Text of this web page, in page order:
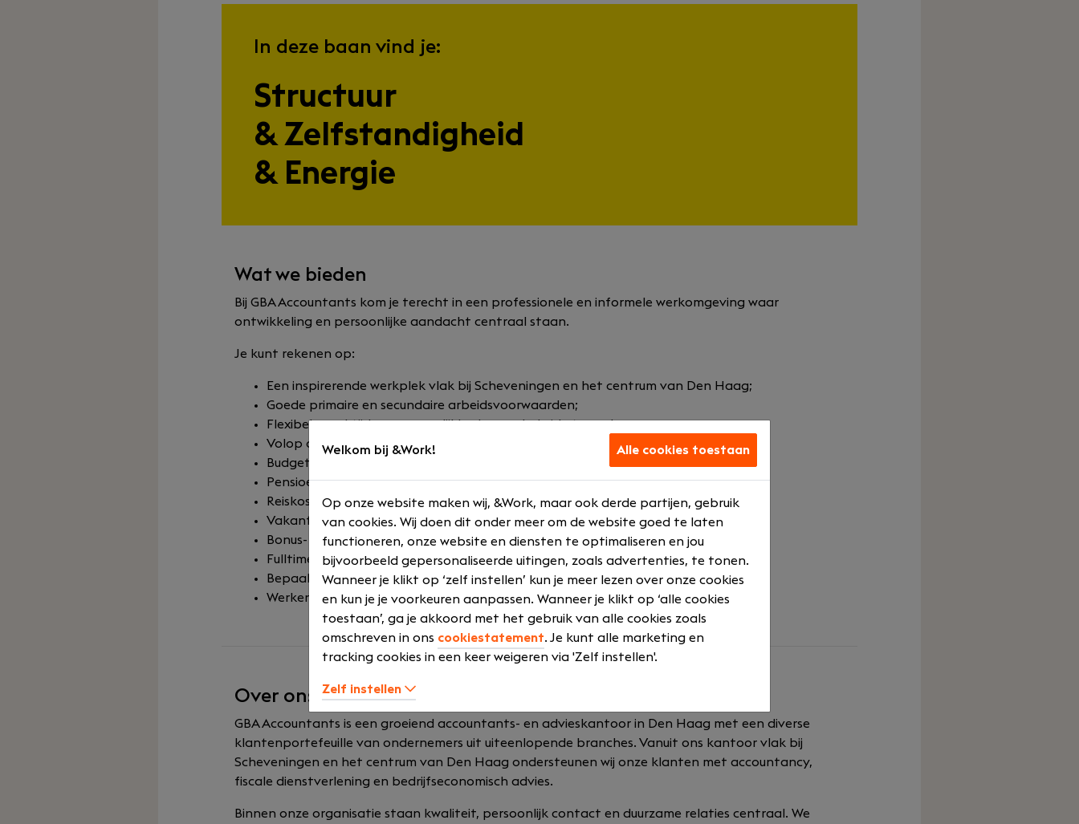
In deze baan vind je:
Structuur
& Zelfstandigheid
& Energie
Wat we bieden
Bij GBA Accountants kom je terecht in een professionele en informele werkomgeving waar
ontwikkeling en persoonlijke aandacht centraal staan.
Je kunt rekenen op:
Een inspirerende werkplek vlak bij Scheveningen en het centrum van Den Haag;
Goede primaire en secundaire arbeidsvoorwaarden;
Flexibele werktijden en mogelijkheden om hybride te werken;
Volop opleidings- en doorgroeimogelijkheden;
Budget voor professionele ontwikkeling;
Pensioenregeling;
Reiskostenvergoeding;
Vakantiegeld;
Bonus- en winstdelingsregeling.
Fulltime of parttime
Bepaalde tijd of onbepaalde tijd
Werken op kantoor, hybride of vanuit huis
Over ons
GBA Accountants is een groeiend accountants- en advieskantoor in Den Haag met een diverse
klantenportefeuille van ondernemers uit uiteenlopende branches. Vanuit ons kantoor vlak bij
Scheveningen en het centrum van Den Haag ondersteunen wij onze klanten met accountancy,
fiscale dienstverlening en bedrijfseconomisch advies.
Binnen onze organisatie staan kwaliteit, persoonlijk contact en duurzame relaties centraal. We
Welkom bij &Work! Alle cookies toestaan
Op onze website maken wij, &Work, maar ook derde partijen, gebruik
van cookies. Wij doen dit onder meer om de website goed te laten
functioneren, onze website en diensten te optimaliseren en jou
bijvoorbeeld gepersonaliseerde uitingen, zoals advertenties, te tonen.
Wanneer je klikt op ‘zelf instellen’ kun je meer lezen over onze cookies
en kun je je voorkeuren aanpassen. Wanneer je klikt op ‘alle cookies
toestaan’, ga je akkoord met het gebruik van alle cookies zoals
omschreven in ons cookiestatement. Je kunt alle marketing en
tracking cookies in een keer weigeren via 'Zelf instellen'.
Zelf instellen